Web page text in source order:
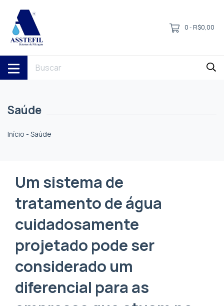
0 - R$0,00
Saúde
Início - Saúde
Um sistema de
tratamento de água
cuidadosamente
projetado pode ser
considerado um
diferencial para as